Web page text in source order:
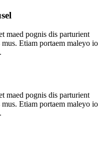
maed pognis dis parturient
Etiam portaem maleyo io
maed pognis dis parturient
Etiam portaem maleyo io